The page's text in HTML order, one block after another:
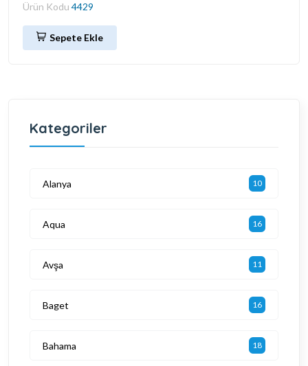
Ürün Kodu 4429
Sepete Ekle
Kategoriler
Alanya 10
Aqua 16
Avşa 11
Baget 16
Bahama 18